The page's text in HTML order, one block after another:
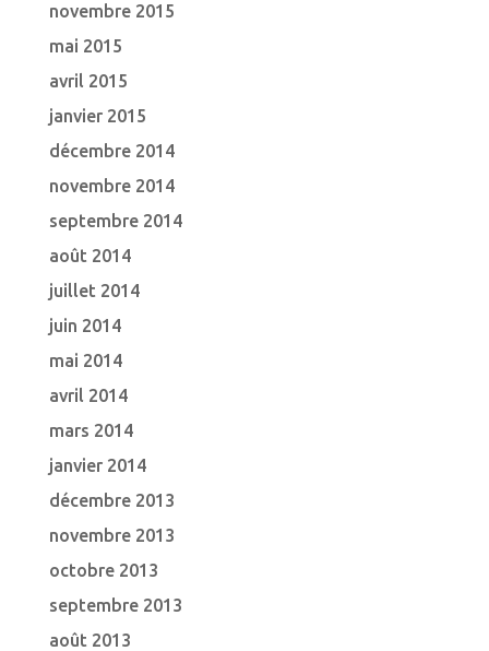
novembre 2015
mai 2015
avril 2015
janvier 2015
décembre 2014
novembre 2014
septembre 2014
août 2014
juillet 2014
juin 2014
mai 2014
avril 2014
mars 2014
janvier 2014
décembre 2013
novembre 2013
octobre 2013
septembre 2013
août 2013